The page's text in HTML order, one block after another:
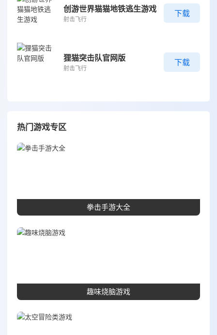
创游世界猫猫地铁逃生游戏
射击飞行
下载
狸猫突击队官网版
射击飞行
下载
热门游戏专区
拳击手游大全
趣味烧脑游戏